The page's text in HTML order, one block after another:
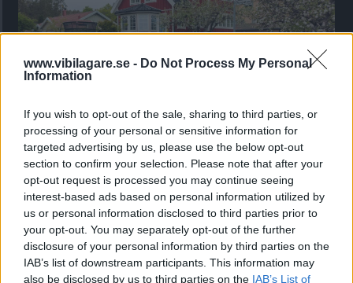
www.vibilagare.se - Do Not Process My Personal
Information
If you wish to opt-out of the sale, sharing to third parties, or
processing of your personal or sensitive information for
targeted advertising by us, please use the below opt-out
section to confirm your selection. Please note that after your
opt-out request is processed you may continue seeing
interest-based ads based on personal information utilized by
us or personal information disclosed to third parties prior to
your opt-out. You may separately opt-out of the further
disclosure of your personal information by third parties on the
IAB’s list of downstream participants. This information may
also be disclosed by us to third parties on the IAB’s List of
Kia utmanar i kombiklassen – blir omkörd
av ”gamlingen”
Nykomlingen fälls av en besvärande nackdel.